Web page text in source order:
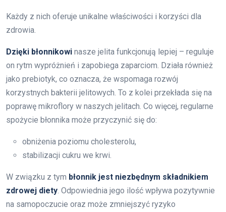
Każdy z nich oferuje unikalne właściwości i korzyści dla
zdrowia.
Dzięki błonnikowi nasze jelita funkcjonują lepiej – reguluje
on rytm wypróżnień i zapobiega zaparciom. Działa również
jako prebiotyk, co oznacza, że wspomaga rozwój
korzystnych bakterii jelitowych. To z kolei przekłada się na
poprawę mikroflory w naszych jelitach. Co więcej, regularne
spożycie błonnika może przyczynić się do:
obniżenia poziomu cholesterolu,
stabilizacji cukru we krwi.
W związku z tym błonnik jest niezbędnym składnikiem
zdrowej diety. Odpowiednia jego ilość wpływa pozytywnie
na samopoczucie oraz może zmniejszyć ryzyko